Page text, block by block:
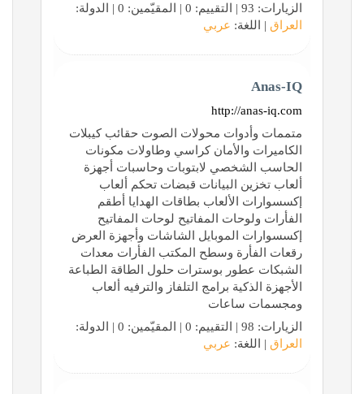
الزيارات: 93 | التقييم: 0 | المقيّمين: 0 | الدولة:
العراق | اللغة: عربي
Anas-IQ
http://anas-iq.com
متممات وأدوات محولات الصوت حقائب كيبلات
الكاميرات والأمان كراسي وطاولات مكونات
الحاسب الشخصي لابتوبات وحاسبات أجهزة
ألعاب تخزين البيانات قبضات تحكم ألعاب
إكسسوارات الألعاب بطاقات الهدايا أطقم
الفأرات ولوحات المفاتيح لوحات المفاتيح
إكسسوارات الموبايل الشاشات وأجهزة العرض
رقعات الفأرة وسطح المكتب الفأرات معدات
الشبكات عطور بوسترات حلول الطاقة الطباعة
الأجهزة الذكية برامج التلفاز والترفيه ألعاب
ومجسمات ساعات
الزيارات: 98 | التقييم: 0 | المقيّمين: 0 | الدولة:
العراق | اللغة: عربي